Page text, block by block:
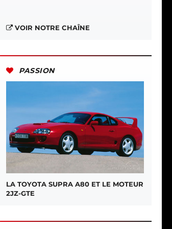
VOIR NOTRE CHAÎNE
PASSION
LA TOYOTA SUPRA A80 ET LE MOTEUR
2JZ-GTE